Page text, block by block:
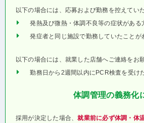
以下の場合には、応募および勤務を控えてい
発熱及び微熱・体調不良等の症状がある
発症者と同じ施設で勤務していたこと
以下の場合には、就業した店舗へご連絡をお
勤務日から2週間以内にPCR検査を受け
体調管理の義務化
採用が決定した場合、就業前に必ず体調・体